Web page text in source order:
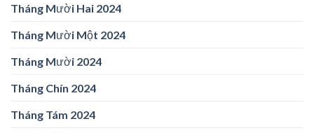
Tháng Mười Hai 2024
Tháng Mười Một 2024
Tháng Mười 2024
Tháng Chín 2024
Tháng Tám 2024